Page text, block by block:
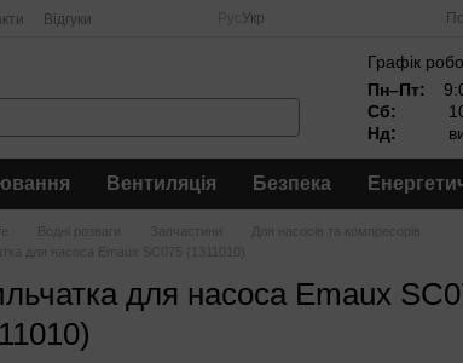
Відгуки Укр
Графік
Пн–Пт:
Сб:
Нд:
Вентиляція Безпека
Водні розваги Запчастини
Для насосів та компресорів
для насоса Emaux SC075 (1311010)
для насоса Emaux